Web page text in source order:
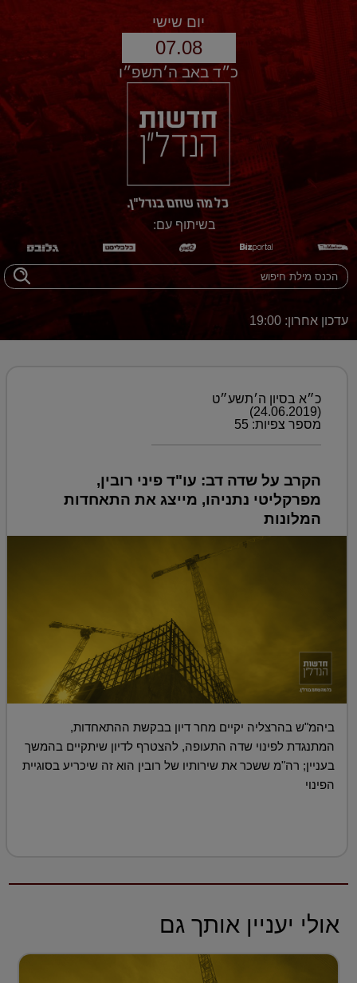
יום שישי
07.08
כ״ד באב ה׳תשפ״ו
בשיתוף עם:
עדכון אחרון: 19:00
כ״א בסיון ה׳תשע״ט
(24.06.2019)
מספר צפיות: 55
הקרב על שדה דב: עו"ד פיני רובין,
מפרקליטי נתניהו, מייצג את התאחדות
המלונות
ביהמ"ש בהרצליה יקיים מחר דיון בבקשת ההתאחדות,
המתנגדת לפינוי שדה התעופה, להצטרף לדיון שיתקיים בהמשך
בעניין; רה"מ ששכר את שירותיו של רובין הוא זה שיכריע בסוגיית
הפינוי
אולי יעניין אותך גם